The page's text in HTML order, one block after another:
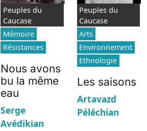
Peuples du
Caucase
Mémoire
Résistances
Nous avons
bu la même
eau
Serge
Avédikian
Peuples du
Caucase
Arts
Environnement
Ethnologie
Les saisons
Artavazd
Péléchian